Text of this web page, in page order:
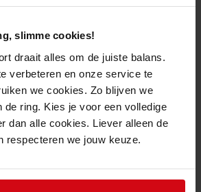
slimme cookies!
draait alles om de juiste balans.
verbeteren en onze service te
we cookies. Zo blijven we
de ring. Kies je voor een volledige
dan alle cookies. Liever alleen de
respecteren we jouw keuze.
erna geleverd
50 *